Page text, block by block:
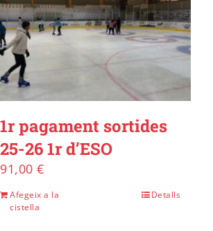
1r pagament sortides
25-26 1r d’ESO
91,00 €
Afegeix a la
cistella
Detalls